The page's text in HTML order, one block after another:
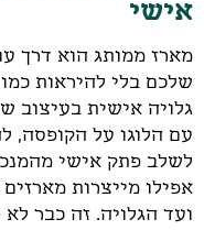
אישי
מארז ממותג הוא דרך
שלכם בלי להיראות
גלויה אישית בעיצוב
עם הלוגו על
לשלב פתק אישי
אפילו מייצרות
ועד הגלויה. זה כבר